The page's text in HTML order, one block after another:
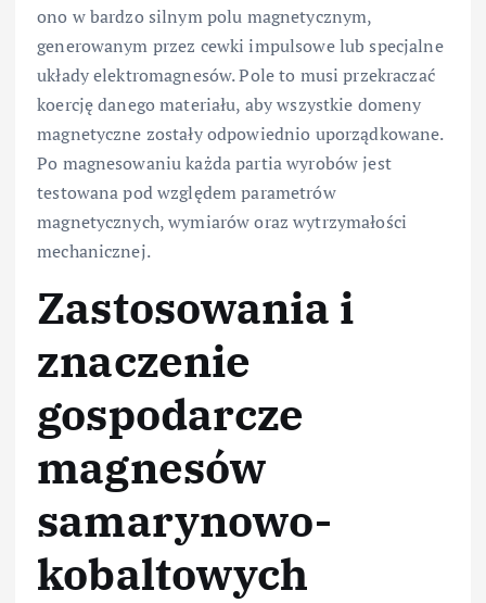
ono w bardzo silnym polu magnetycznym,
generowanym przez cewki impulsowe lub specjalne
układy elektromagnesów. Pole to musi przekraczać
koercję danego materiału, aby wszystkie domeny
magnetyczne zostały odpowiednio uporządkowane.
Po magnesowaniu każda partia wyrobów jest
testowana pod względem parametrów
magnetycznych, wymiarów oraz wytrzymałości
mechanicznej.
Zastosowania i
znaczenie
gospodarcze
magnesów
samarynowo-
kobaltowych